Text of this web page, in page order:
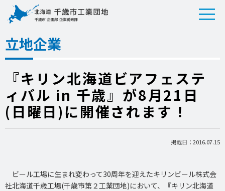
立地企業
『キリン北海道ビアフェステ
ィバル in 千歳』が8月21日
(日曜日)に開催されます！
掲載日：2016.07.15
ビール工場に生まれ変わって30周年を迎えたキリンビール株式会
社北海道千歳工場(千歳市第２工業団地)において、『キリン北海道